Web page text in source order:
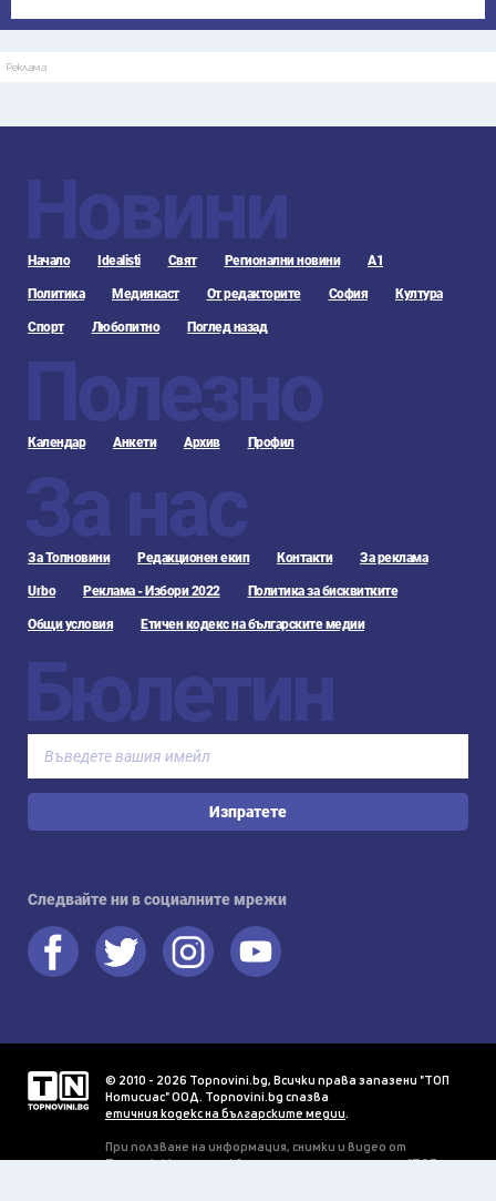
Реклама
Новини
Начало Idealisti Свят Регионални новини А1
Политика Медиякаст От редакторите София Култура
Спорт Любопитно Поглед назад
Полезно
Календар Анкети Архив Профил
За нас
За Топновини Редакционен екип Контакти За реклама
Urbo Реклама - Избори 2022 Политика за бисквитките
Общи условия Етичен кодекс на българските медии
Бюлетин
Изпратете
Следвайте ни в социалните мрежи
© 2010 - 2026 Topnovini.bg, Всички права запазени "ТОП
Нотисиас" ООД. Topnovini.bg спазва
етичния кодекс на българските медии
При ползване на информация, снимки и видео от
Topnovini.bg се изисква писмено разрешение от "ТОП